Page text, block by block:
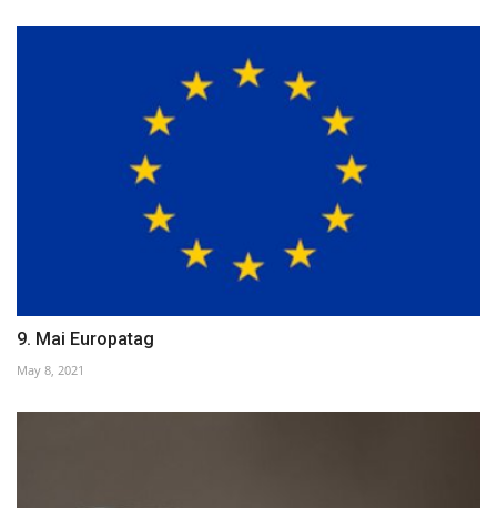
9. Mai Europatag
May 8, 2021